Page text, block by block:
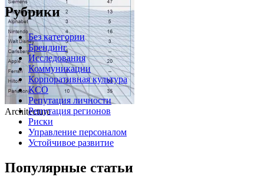
Architecture
Рубрики
Без категории
Брендинг
Исследования
Коммуникации
Корпоративная культура
КСО
Репутация личности
Репутация регионов
Риски
Управление персоналом
Устойчивое развитие
Популярные статьи